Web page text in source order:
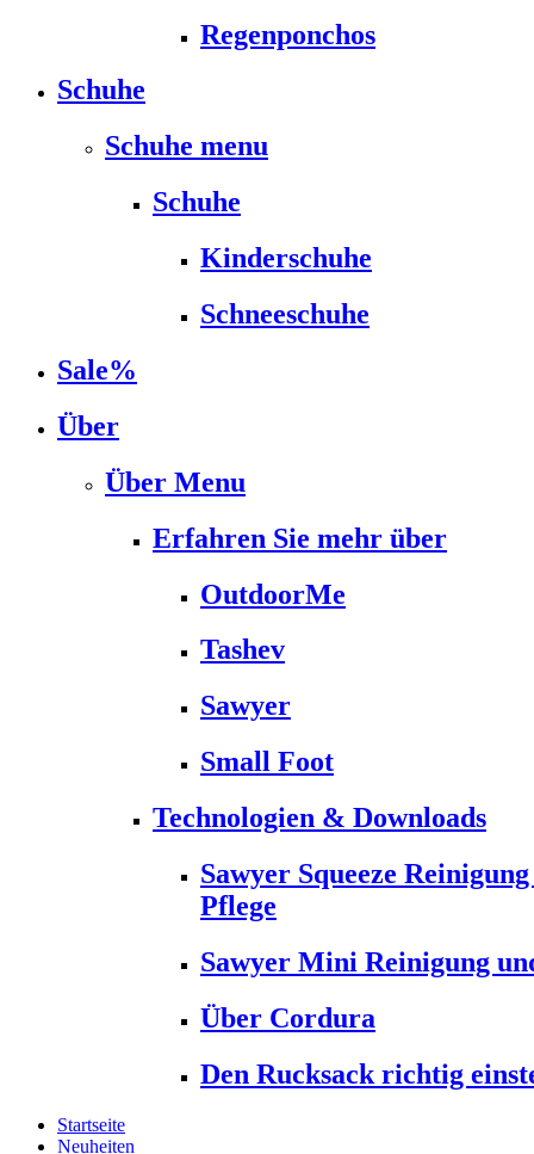
Regenponchos
Schuhe
Schuhe menu
Schuhe
Kinderschuhe
Schneeschuhe
Sale%
Über
Über Menu
Erfahren Sie mehr über
OutdoorMe
Tashev
Sawyer
Small Foot
Technologien & Downloads
Sawyer Squeeze
Pflege
Sawyer Mini Reinigung
Über Cordura
Den Rucksack richtig
Startseite
Neuheiten